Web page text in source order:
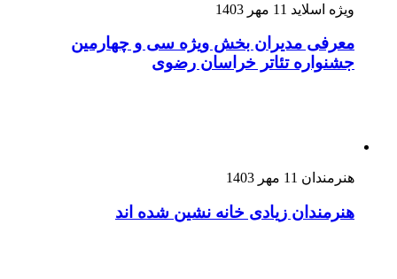
ویژه اسلاید 11 مهر 1403
معرفی مدیران بخش ویژه سی و چهارمین
جشنواره تئاتر خراسان رضوی
هنرمندان 11 مهر 1403
هنرمندان زیادی خانه نشین شده اند